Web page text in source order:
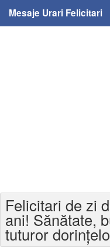
Mesaje Urari Felicitari
Felicitari varsta
Felicitari zilele anului
Felicitari de zi
ani! Sănătate,
tuturor